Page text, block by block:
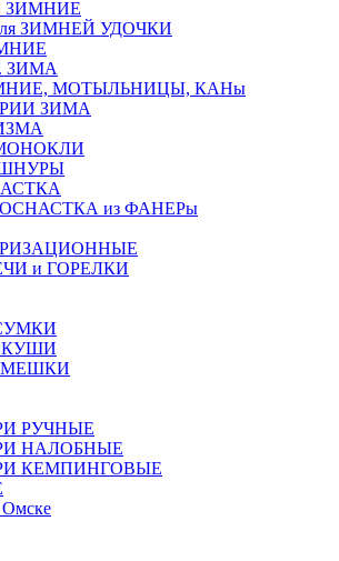
ЗИМНЕЙ УДОЧКИ
ЗИМА
МОТЫЛЬНИЦЫ, КАНы
ЗИМА
из ФАНЕРы
и ГОРЕЛКИ
РУЧНЫЕ
НАЛОБНЫЕ
КЕМПИНГОВЫЕ